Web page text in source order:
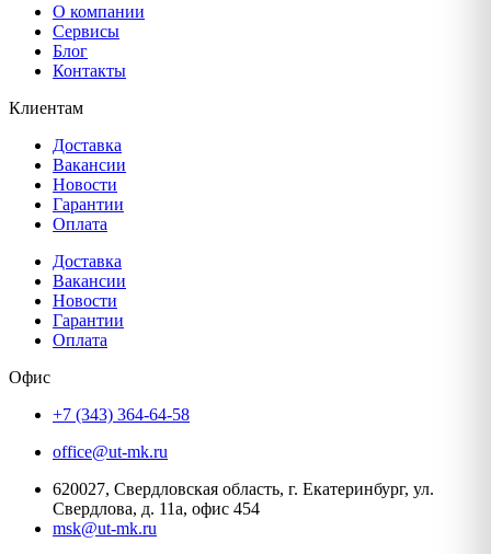
О компании
Сервисы
Блог
Контакты
Клиентам
Доставка
Вакансии
Новости
Гарантии
Оплата
Доставка
Вакансии
Новости
Гарантии
Оплата
Офис
+7 (343) 364-64-58
office@ut-mk.ru
620027, Свердловская область, г. Екатеринбург, ул.
Свердлова, д. 11а, офис 454
msk@ut-mk.ru